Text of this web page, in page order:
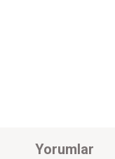
Yorumlar